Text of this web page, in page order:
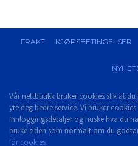
FRAKT KJØPSBETINGELSER
Vår nettbutikk bruker cookies slik at
yte deg bedre service. Vi bruker
innloggingsdetaljer og huske hva du
bruke siden som normalt om du
for cookies.